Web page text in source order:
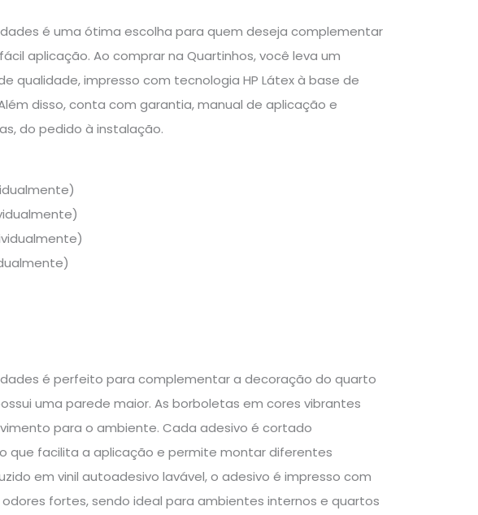
é uma ótima escolha para quem deseja complementar
aplicação. Ao comprar na Quartinhos, você leva um
qualidade, impresso com tecnologia HP Látex à base de
disso, conta com garantia, manual de aplicação e
do pedido à instalação.
é perfeito para complementar a decoração do quarto
uma parede maior. As borboletas em cores vibrantes
para o ambiente. Cada adesivo é cortado
que facilita a aplicação e permite montar diferentes
em vinil autoadesivo lavável, o adesivo é impresso com
fortes, sendo ideal para ambientes internos e quartos